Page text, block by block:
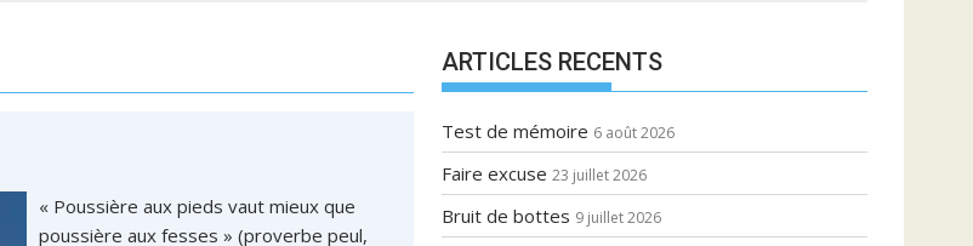
« Poussière aux pieds vaut mieux que
poussière aux fesses » (proverbe peul,
ARTICLES RECENTS
Test de mémoire 6 août 2026
Faire excuse 23 juillet 2026
Bruit de bottes 9 juillet 2026